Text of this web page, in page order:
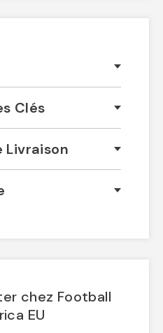
Clés
Livraison
chez Football
EU